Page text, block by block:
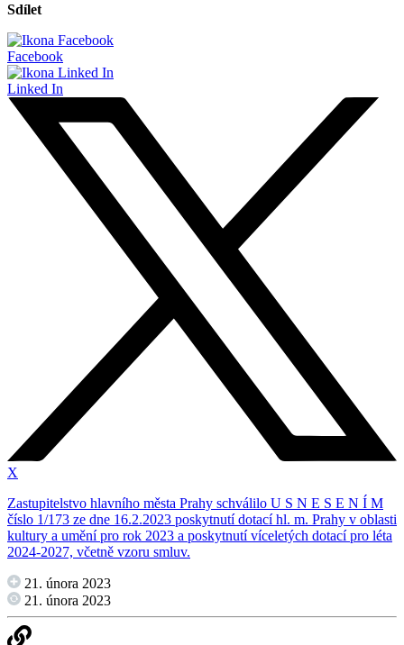
Sdílet
Facebook
Linked In
X
​Zastupitelstvo hlavního města Prahy schválilo U S N E S E N Í M
číslo 1/173 ze dne 16.2.2023 poskytnutí dotací hl. m. Prahy v oblasti
kultury a umění pro rok 2023 a poskytnutí víceletých dotací pro léta
2024-2027, včetně vzoru smluv.
21. února 2023
21. února 2023